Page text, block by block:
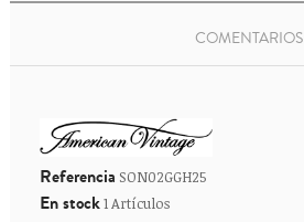
COMENTARIOS
Referencia SON02GGH25
En stock1 Artículos